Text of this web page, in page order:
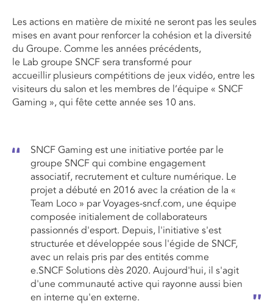
Les actions en matière de mixité ne seront pas les seules
mises en avant pour renforcer la cohésion et la diversité
du Groupe. Comme les années précédents,
le Lab groupe SNCF sera transformé pour
accueillir plusieurs compétitions de jeux vidéo, entre les
visiteurs du salon et les membres de l’équipe « SNCF
Gaming », qui fête cette année ses 10 ans.
SNCF Gaming est une initiative portée par le
groupe SNCF qui combine engagement
associatif, recrutement et culture numérique. Le
projet a débuté en 2016 avec la création de la «
Team Loco » par Voyages-sncf.com, une équipe
composée initialement de collaborateurs
passionnés d'esport. Depuis, l'initiative s'est
structurée et développée sous l'égide de SNCF,
avec un relais pris par des entités comme
e.SNCF Solutions dès 2020. Aujourd'hui, il s'agit
d'une communauté active qui rayonne aussi bien
en interne qu'en externe.